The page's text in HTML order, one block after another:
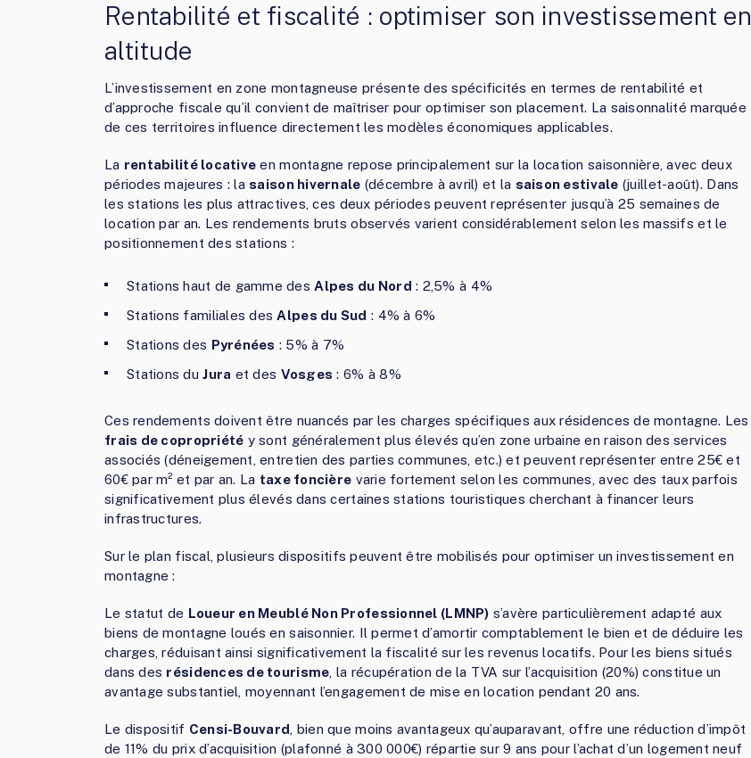
Rentabilité et fiscalité : optimiser son investissement en
altitude
L’investissement en zone montagneuse présente des spécificités en termes de rentabilité et
d’approche fiscale qu’il convient de maîtriser pour optimiser son placement. La saisonnalité marquée
de ces territoires influence directement les modèles économiques applicables.
La rentabilité locative en montagne repose principalement sur la location saisonnière, avec deux
périodes majeures : la saison hivernale (décembre à avril) et la saison estivale (juillet-août). Dans
les stations les plus attractives, ces deux périodes peuvent représenter jusqu’à 25 semaines de
location par an. Les rendements bruts observés varient considérablement selon les massifs et le
positionnement des stations :
Stations haut de gamme des Alpes du Nord : 2,5% à 4%
Stations familiales des Alpes du Sud : 4% à 6%
Stations des Pyrénées : 5% à 7%
Stations duJura et des Vosges : 6% à 8%
Ces rendements doivent être nuancés par les charges spécifiques aux résidences de montagne. Les
frais de copropriété y sont généralement plus élevés qu’en zone urbaine en raison des services
associés (déneigement, entretien des parties communes, etc.) et peuvent représenter entre 25€ et
60€ par m² et par an. La taxe foncière varie fortement selon les communes, avec des taux parfois
significativement plus élevés dans certaines stations touristiques cherchant à financer leurs
infrastructures.
Sur le plan fiscal, plusieurs dispositifs peuvent être mobilisés pour optimiser un investissement en
montagne :
Le statut de Loueur en Meublé Non Professionnel (LMNP) s’avère particulièrement adapté aux
biens de montagne loués en saisonnier. Il permet d’amortir comptablement le bien et de déduire les
charges, réduisant ainsi significativement la fiscalité sur les revenus locatifs. Pour les biens situés
dans des résidences de tourisme, la récupération de la TVA sur l’acquisition (20%) constitue un
avantage substantiel, moyennant l’engagement de mise en location pendant 20 ans.
Le dispositif Censi-Bouvard, bien que moins avantageux qu’auparavant, offre une réduction d’impôt
de 11% du prix d’acquisition (plafonné à 300 000€) répartie sur 9 ans pour l’achat d’un logement neuf